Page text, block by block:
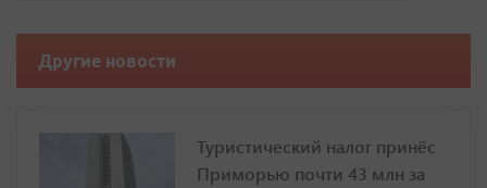
Другие новости
Туристический налог принёс
Приморью почти 43 млн за